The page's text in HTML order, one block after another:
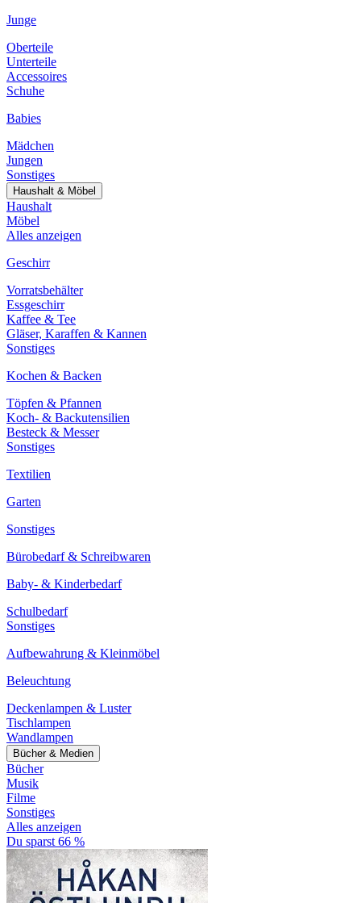
Junge
Oberteile
Unterteile
Accessoires
Schuhe
Babies
Mädchen
Jungen
Sonstiges
Haushalt & Möbel
Haushalt
Möbel
Alles anzeigen
Geschirr
Vorratsbehälter
Essgeschirr
Kaffee & Tee
Gläser, Karaffen & Kannen
Sonstiges
Kochen & Backen
Töpfen & Pfannen
Koch- & Backutensilien
Besteck & Messer
Sonstiges
Textilien
Garten
Sonstiges
Bürobedarf & Schreibwaren
Baby- & Kinderbedarf
Schulbedarf
Sonstiges
Aufbewahrung & Kleinmöbel
Beleuchtung
Deckenlampen & Luster
Tischlampen
Wandlampen
Bücher & Medien
Bücher
Musik
Filme
Sonstiges
Alles anzeigen
Du sparst 66 %